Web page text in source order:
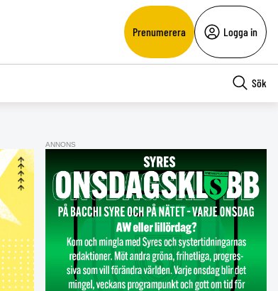
Prenumerera Logga in
Sök
ANNONS